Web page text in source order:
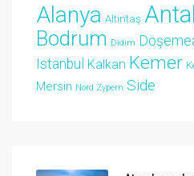
Alanya Altıntaş
Bodrum Didim
Istanbul Kalkan Kemer
Mersin Nord Zypern Side